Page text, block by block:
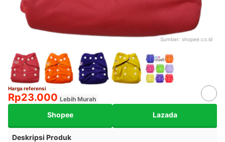
Sumber: shopee.co.id
Harga referensi
Rp23.000 Lebih Murah
Shopee Lazada
Deskripsi Produk